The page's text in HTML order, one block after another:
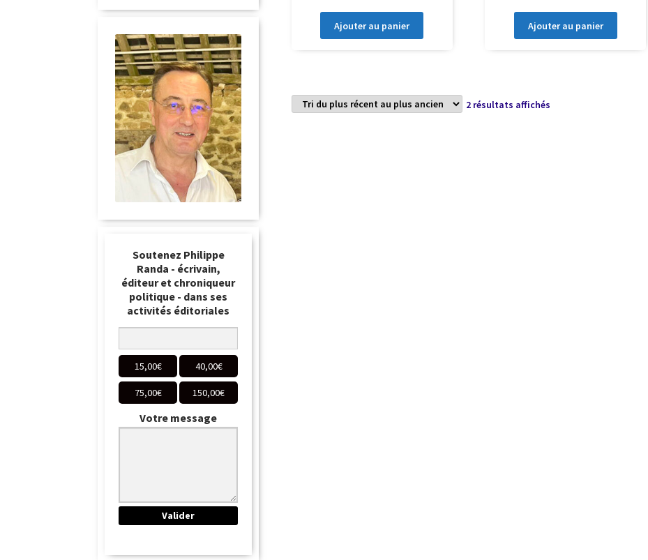
Ajouter au panier Ajouter au panier
2 résultats affichésTrié
Soutenez Philippe
Randa - écrivain,
éditeur et chroniqueur
politique - dans ses
activités éditoriales
15,00€ 40,00€
75,00€ 150,00€
Votre message